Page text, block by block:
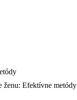
ženu: Efektívne metódy